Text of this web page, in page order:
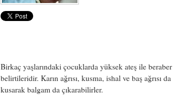
Birkaç yaşlarındaki çocuklarda yüksek ateş ile
belirtileridir. Karın ağrısı, kusma, ishal ve baş ağrısı
kusarak balgam da çıkarabilirler.